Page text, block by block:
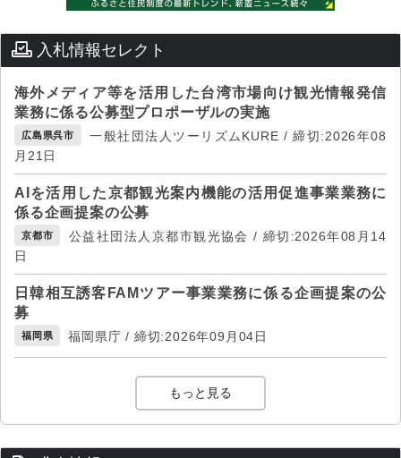
入札情報セレクト
海外メディア等を活用した台湾市場向け観光情報発信
業務に係る公募型プロポーザルの実施
広島県呉市
一般社団法人ツーリズムKURE / 締切:2026年08
月21日
AIを活用した京都観光案内機能の活用促進事業業務に
係る企画提案の公募
京都市
公益社団法人京都市観光協会 / 締切:2026年08月14
日
日韓相互誘客FAMツアー事業業務に係る企画提案の公
募
福岡県 福岡県庁 / 締切:2026年09月04日
もっと見る